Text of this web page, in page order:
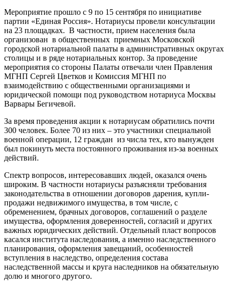
Мероприятие прошло с 9 по 15 сентября по инициативе
партии «Единая Россия». Нотариусы провели консультации
на 23 площадках. В частности, прием населения была
организован в общественных приемных Московской
городской нотариальной палаты в административных округах
столицы и в ряде нотариальных контор. За проведение
мероприятия со стороны Палаты отвечали член Правления
МГНП Сергей Цветков и Комиссия МГНП по
взаимодействию с общественными организациями и
юридической помощи под руководством нотариуса Москвы
Варвары Бегичевой.
За время проведения акции к нотариусам обратились почти
300 человек. Более 70 из них – это участники специальной
военной операции, 12 граждан из числа тех, кто вынужден
был покинуть места постоянного проживания из-за военных
действий.
Спектр вопросов, интересовавших людей, оказался очень
широким. В частности нотариусы разъясняли требования
законодательства в отношении договоров дарения, купли-
продажи недвижимого имущества, в том числе, с
обременением, брачных договоров, соглашений о разделе
имущества, оформления доверенностей, согласий и других
важных юридических действий. Отдельный пласт вопросов
касался института наследования, а именно наследственного
планирования, оформления завещаний, особенностей
вступления в наследство, определения состава
наследственной массы и круга наследников на обязательную
долю и многого другого.